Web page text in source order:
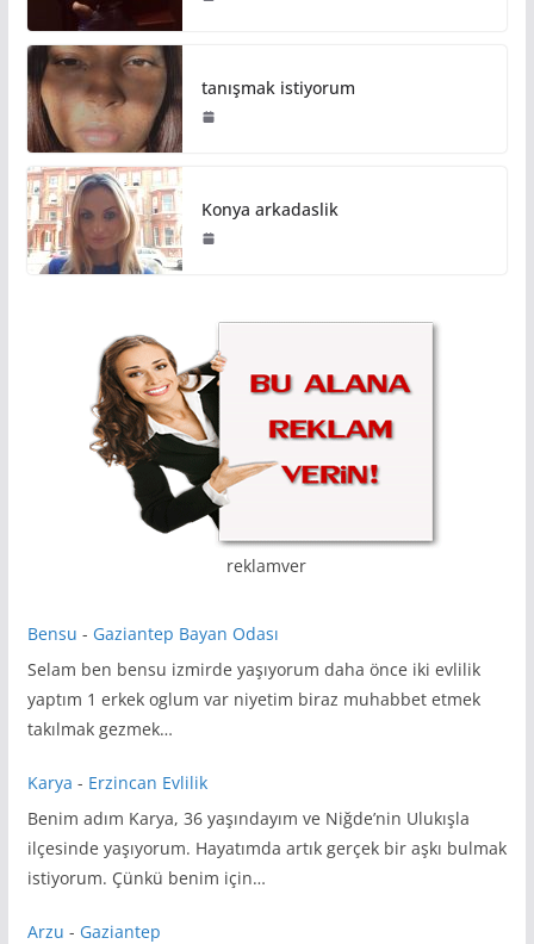
tanışmak istiyorum
Konya arkadaslik
reklamver
Bensu - Gaziantep Bayan Odası
Selam ben bensu izmirde yaşıyorum daha önce iki evlilik
yaptım 1 erkek oglum var niyetim biraz muhabbet etmek
takılmak gezmek…
Karya - Erzincan Evlilik
Benim adım Karya, 36 yaşındayım ve Niğde’nin Ulukışla
ilçesinde yaşıyorum. Hayatımda artık gerçek bir aşkı bulmak
istiyorum. Çünkü benim için…
Arzu - Gaziantep